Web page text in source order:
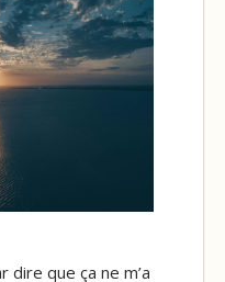
dire que ça ne m’a